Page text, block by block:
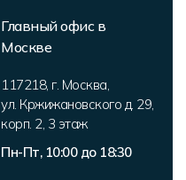
Главный офис в
Москве
117218, г. Москва,
ул. Кржижановского д. 29,
корп. 2, 3 этаж
Пн-Пт, 10:00 до 18:30